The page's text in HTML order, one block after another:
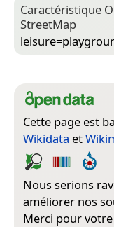
Caractéristique
Street­Map
Cette page est
Wikidata et
Nous serions
améliorer nos
Merci pour